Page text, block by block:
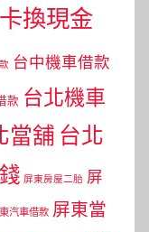
換現金
台中機車借款
款 台北機車
當舖 台北
屏東房屋二胎 屏
汽車借款 屏東當